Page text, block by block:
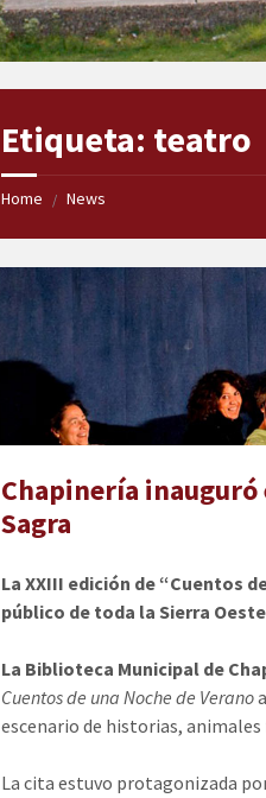
Etiqueta: teatro
Home / News
Chapinería inauguró
Sagra
La XXIII edición de “Cuentos
público de toda la Sierra
La Biblioteca Municipal de
Cuentos de una Noche de Verano
escenario de historias,
La cita estuvo protagonizada